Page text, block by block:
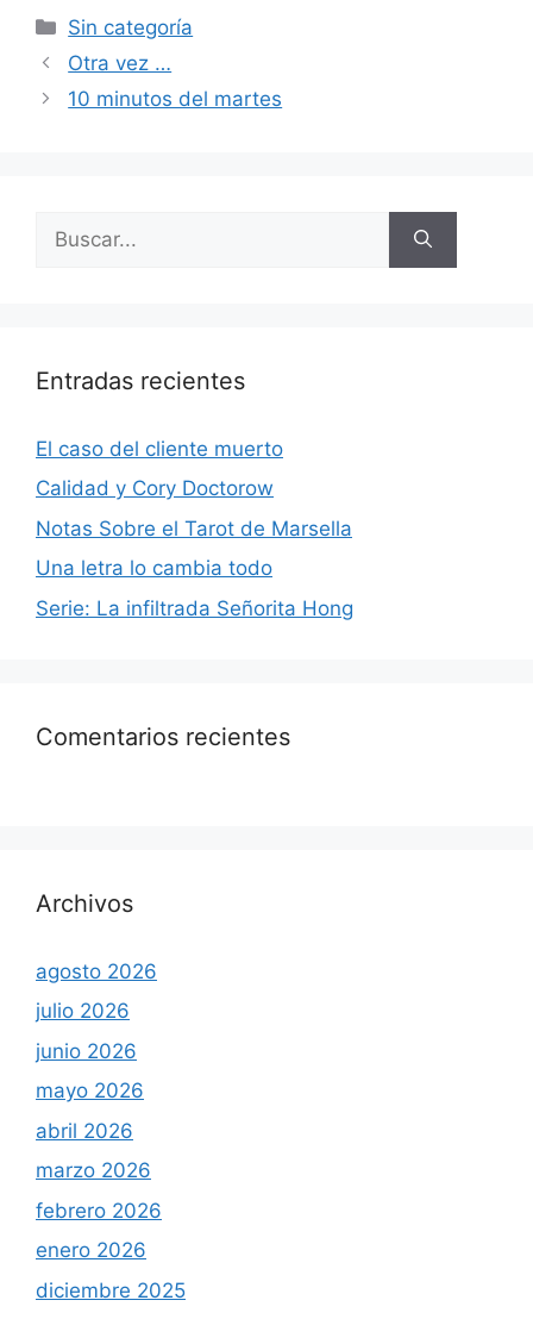
Categorías
Sin categoría
Otra vez …
10 minutos del martes
Entradas recientes
El caso del cliente muerto
Calidad y Cory Doctorow
Notas Sobre el Tarot de Marsella
Una letra lo cambia todo
Serie: La infiltrada Señorita Hong
Comentarios recientes
Archivos
agosto 2026
julio 2026
junio 2026
mayo 2026
abril 2026
marzo 2026
febrero 2026
enero 2026
diciembre 2025